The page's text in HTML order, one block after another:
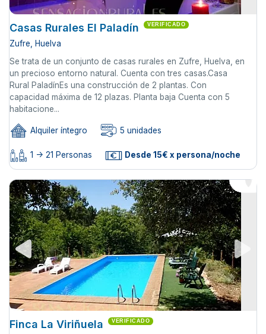
Casas Rurales El Paladín VERIFICADO
Zufre, Huelva
Se trata de un conjunto de casas rurales en Zufre, Huelva, en
un precioso entorno natural. Cuenta con tres casas.Casa
Rural PaladínEs una construcción de 2 plantas. Con
capacidad máxima de 12 plazas. Planta baja Cuenta con 5
habitacione...
Alquiler íntegro 5 unidades
1 -> 21 Personas Desde 15€ x persona/noche
Finca La Viriñuela VERIFICADO